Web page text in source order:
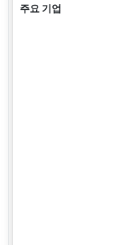
주요 기업